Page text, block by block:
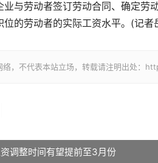
业与劳动者签订劳动合同、确定劳
位的劳动者的实际工资水平。(记者
络，不代表本站立场，转载请注明出处
调整时间有望提前至3月份